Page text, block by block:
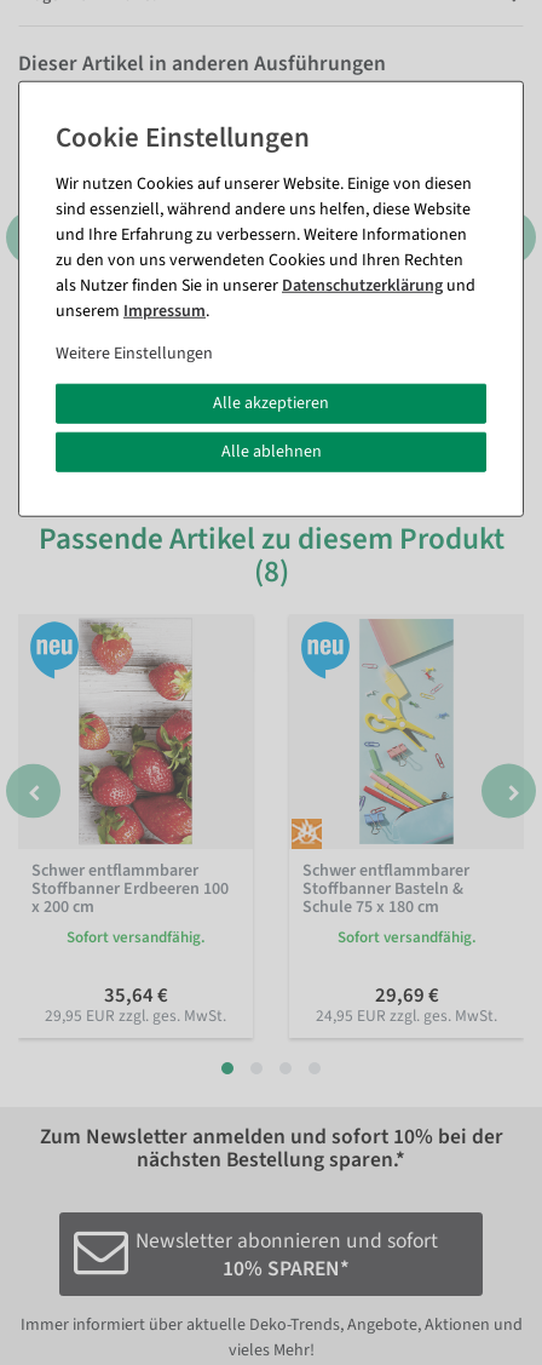
Dieser Artikel in anderen Ausführungen
Passende Artikel zu diesem Produkt
(8)
Schwer entflammbarer
Stoffbanner Erdbeeren 100
x 200 cm
Sofort versandfähig.
35,64 €
29,95 EUR zzgl. ges. MwSt.
Schwer entflammbarer
Stoffbanner Basteln &
Schule 75 x 180 cm
Sofort versandfähig.
29,69 €
24,95 EUR zzgl. ges. MwSt.
Zum Newsletter anmelden und sofort 10% bei der
nächsten Bestellung sparen.*
Newsletter abonnieren und sofort
10% SPAREN*
Immer informiert über aktuelle Deko-Trends, Angebote, Aktionen und
vieles Mehr!
Wir nutzen Cookies auf unserer Website. Einige von diesen
sind essenziell, während andere uns helfen, diese Website
und Ihre Erfahrung zu verbessern. Weitere Informationen
zu den von uns verwendeten Cookies und Ihren Rechten
als Nutzer finden Sie in unsererDaten­schutz­erklärung und
unserem Impressum.
Weitere Einstellungen
Alle akzeptieren
Alle ablehnen